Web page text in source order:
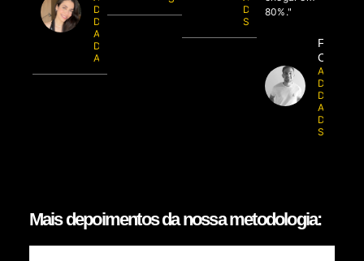
Dedicação
Delta -
Aprovada
Delegada
AL e SC
Delegada
SC
80%."
Felipe
Costa
Aluno do
Delta -
Aprovado
Delegado
SC
Mais depoimentos da nossa metodologia: